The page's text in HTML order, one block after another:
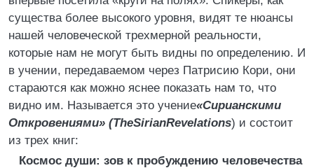
существа более высокого уровня, видят те нюансы
нашей человеческой трехмерной реальности,
которые нам не могут быть видны по определению. И
в учении, передаваемом через Патрисию Кори, они
стараются как можно яснее показать нам то, что
видно им. Называется это учение«Сирианскими
Откровениями» (TheSirianRevelations) и состоит
из трех книг:
Космос души: зов к пробуждению человечества